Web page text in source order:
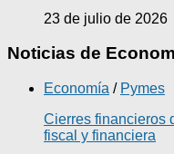
23 de julio de 2026
Noticias de
Economía / Pymes
Cierres financieros
fiscal y financiera